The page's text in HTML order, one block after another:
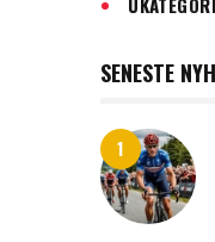
SENESTE